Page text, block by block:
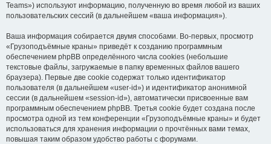
Teams») используют информацию, полученную во время любой из ваших
пользовательских сессий (в дальнейшем «ваша информация»).
Ваша информация собирается двумя способами. Во-первых, просмотр
«Грузоподъёмные краны» приведёт к созданию программным
обеспечением phpBB определённого числа cookies (небольшие
текстовые файлы, загружаемые в папку временных файлов вашего
браузера). Первые две cookie содержат только идентификатор
пользователя (в дальнейшем «user-id») и идентификатор анонимной
сессии (в дальнейшем «session-id»), автоматически присвоенные вам
программным обеспечением phpBB. Третья cookie будет создана после
просмотра одной из тем конференции «Грузоподъёмные краны» и будет
использоваться для хранения информации о прочтённых вами темах,
повышая таким образом удобство работы с форумами.